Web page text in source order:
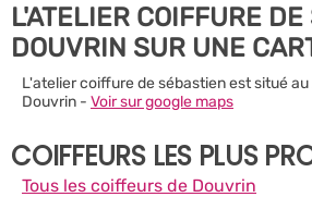
L'ATELIER COIFFURE
DOUVRIN SUR UNE
L'atelier coiffure de sébastien est situé
Douvrin - Voir sur google maps
COIFFEURS LES PLUS
Tous les coiffeurs de Douvrin